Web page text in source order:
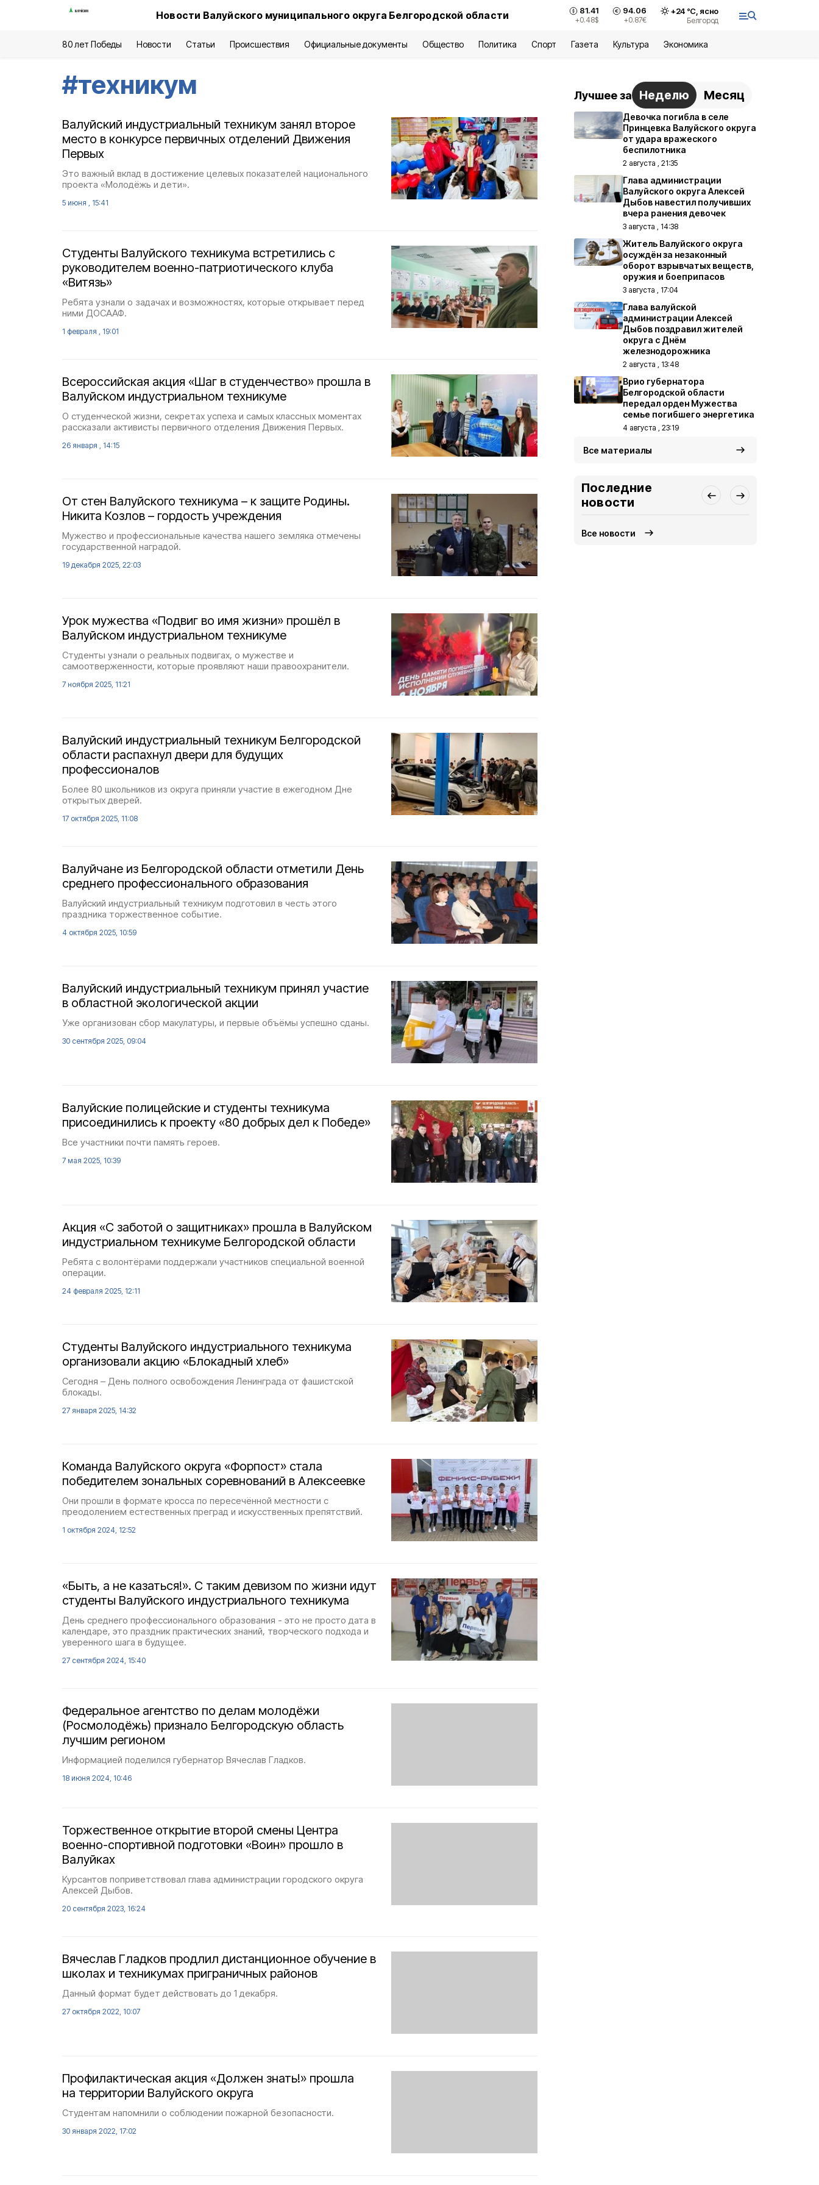
Новости Валуйского муниципального округа Белгородской области 81.41
+0.48$
94.06
+0.87€
+24°С, ясно
Белгород
80 лет Победы Новости Статьи Происшествия Официальные документы Общество Политика Спорт Газета Культура Экономика
#техникум
Валуйский индустриальный техникум занял второе
место в конкурсе первичных отделений Движения
Первых
Это важный вклад в достижение целевых показателей национального
проекта «Молодёжь и дети».
5 июня , 15:41
Студенты Валуйского техникума встретились с
руководителем военно-патриотического клуба
«Витязь»
Ребята узнали о задачах и возможностях, которые открывает перед
ними ДОСААФ.
1 февраля , 19:01
Всероссийская акция «Шаг в студенчество» прошла в
Валуйском индустриальном техникуме
О студенческой жизни, секретах успеха и самых классных моментах
рассказали активисты первичного отделения Движения Первых.
26 января , 14:15
От стен Валуйского техникума – к защите Родины.
Никита Козлов – гордость учреждения
Мужество и профессиональные качества нашего земляка отмечены
государственной наградой.
19 декабря 2025, 22:03
Урок мужества «Подвиг во имя жизни» прошёл в
Валуйском индустриальном техникуме
Студенты узнали о реальных подвигах, о мужестве и
самоотверженности, которые проявляют наши правоохранители.
7 ноября 2025, 11:21
Валуйский индустриальный техникум Белгородской
области распахнул двери для будущих
профессионалов
Более 80 школьников из округа приняли участие в ежегодном Дне
открытых дверей.
17 октября 2025, 11:08
Валуйчане из Белгородской области отметили День
среднего профессионального образования
Валуйский индустриальный техникум подготовил в честь этого
праздника торжественное событие.
4 октября 2025, 10:59
Валуйский индустриальный техникум принял участие
в областной экологической акции
Уже организован сбор макулатуры, и первые объёмы успешно сданы.
30 сентября 2025, 09:04
Валуйские полицейские и студенты техникума
присоединились к проекту «80 добрых дел к Победе»
Все участники почти память героев.
7 мая 2025, 10:39
Акция «С заботой о защитниках» прошла в Валуйском
индустриальном техникуме Белгородской области
Ребята с волонтёрами поддержали участников специальной военной
операции.
24 февраля 2025, 12:11
Студенты Валуйского индустриального техникума
организовали акцию «Блокадный хлеб»
Сегодня – День полного освобождения Ленинграда от фашистской
блокады.
27 января 2025, 14:32
Команда Валуйского округа «Форпост» стала
победителем зональных соревнований в Алексеевке
Они прошли в формате кросса по пересечённой местности с
преодолением естественных преград и искусственных препятствий.
1 октября 2024, 12:52
«Быть, а не казаться!». С таким девизом по жизни идут
студенты Валуйского индустриального техникума
День среднего профессионального образования - это не просто дата в
календаре, это праздник практических знаний, творческого подхода и
уверенного шага в будущее.
27 сентября 2024, 15:40
Федеральное агентство по делам молодёжи
(Росмолодёжь) признало Белгородскую область
лучшим регионом
Информацией поделился губернатор Вячеслав Гладков.
18 июня 2024, 10:46
Торжественное открытие второй смены Центра
военно-спортивной подготовки «Воин» прошло в
Валуйках
Курсантов поприветствовал глава администрации городского округа
Алексей Дыбов.
20 сентября 2023, 16:24
Вячеслав Гладков продлил дистанционное обучение в
школах и техникумах приграничных районов
Данный формат будет действовать до 1 декабря.
27 октября 2022, 10:07
Профилактическая акция «Должен знать!» прошла
на территории Валуйского округа
Студентам напомнили о соблюдении пожарной безопасности.
30 января 2022, 17:02
Лучшее за Неделю Месяц
Девочка погибла в селе
Принцевка Валуйского округа
от удара вражеского
беспилотника
2 августа , 21:35
Глава администрации
Валуйского округа Алексей
Дыбов навестил получивших
вчера ранения девочек
3 августа , 14:38
Житель Валуйского округа
осуждён за незаконный
оборот взрывчатых веществ,
оружия и боеприпасов
3 августа , 17:04
Глава валуйской
администрации Алексей
Дыбов поздравил жителей
округа с Днём
железнодорожника
2 августа , 13:48
Врио губернатора
Белгородской области
передал орден Мужества
семье погибшего энергетика
4 августа , 23:19
Все материалы
Последние
новости
Все новости